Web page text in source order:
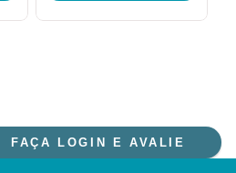
FAÇA LOGIN E AVALIE